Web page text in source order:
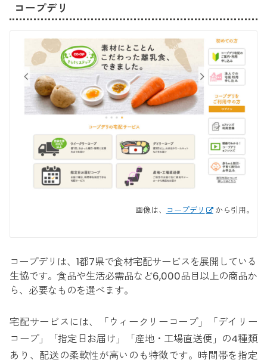
コープデリ
画像は、 コープデリ から引用。
コープデリは、1都7県で食材宅配サービスを展開している
生協です。食品や生活必需品など6,000品目以上の商品か
ら、必要なものを選べます。
宅配サービスには、「ウィークリーコープ」「デイリー
コープ」「指定日お届け」「産地・工場直送便」の4種類
あり、配送の柔軟性が高いのも特徴です。時間帯を指定